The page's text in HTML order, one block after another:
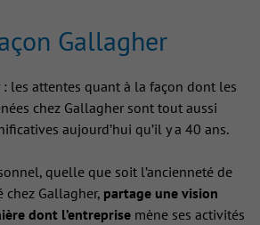
Gallagher
les attentes quant à la façon dont les
chez Gallagher sont tout aussi
aujourd’hui qu’il y a 40 ans.
quelle que soit l’ancienneté de
chez Gallagher, partage une vision
dont l’entreprisemène ses activités